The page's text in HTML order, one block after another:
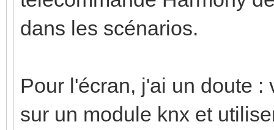
dans les scénarios.
Pour l'écran, j'ai un doute
sur un module knx et